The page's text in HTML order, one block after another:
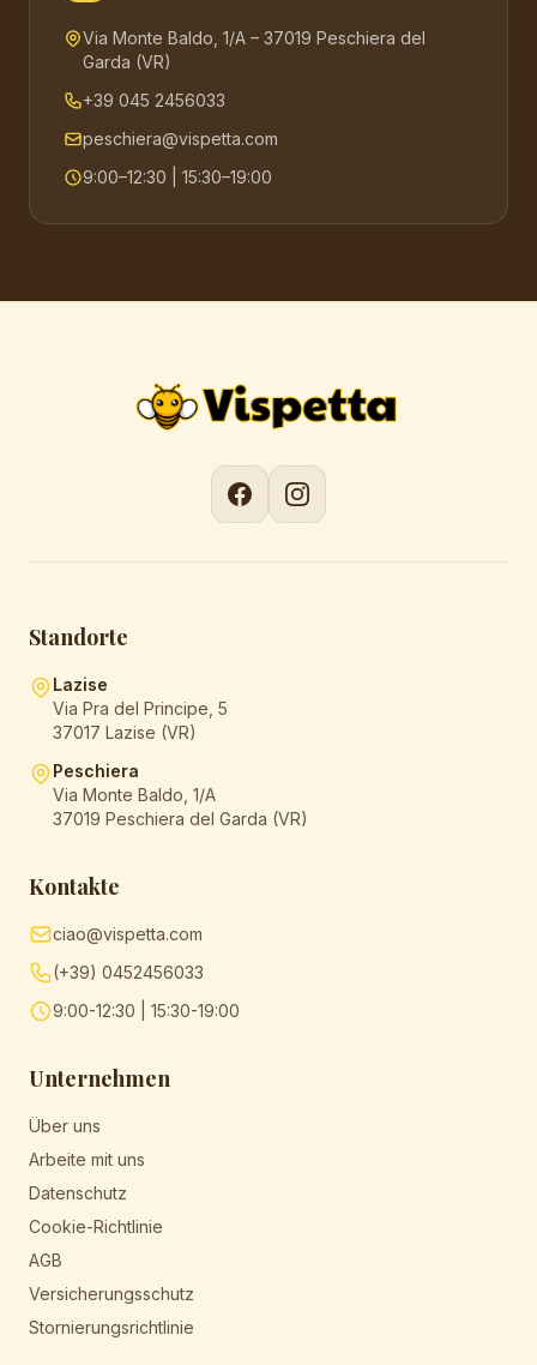
Via Monte Baldo, 1/A – 37019 Peschiera del
Garda (VR)
+39 045 2456033
peschiera@vispetta.com
9:00–12:30 | 15:30–19:00
Standorte
Lazise
Via Pra del Principe, 5
37017 Lazise (VR)
Peschiera
Via Monte Baldo, 1/A
37019 Peschiera del Garda (VR)
Kontakte
ciao@vispetta.com
(+39) 0452456033
9:00-12:30 | 15:30-19:00
Unternehmen
Über uns
Arbeite mit uns
Datenschutz
Cookie-Richtlinie
AGB
Versicherungsschutz
Stornierungsrichtlinie